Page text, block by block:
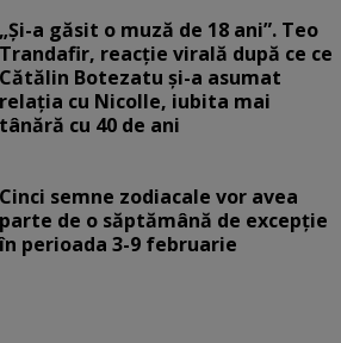
„Și-a găsit o muză de 18 ani”. Teo
Trandafir, reacție virală după ce ce
Cătălin Botezatu și-a asumat
relația cu Nicolle, iubita mai
tânără cu 40 de ani
Cinci semne zodiacale vor avea
parte de o săptămână de excepție
perioada 3-9 februarie